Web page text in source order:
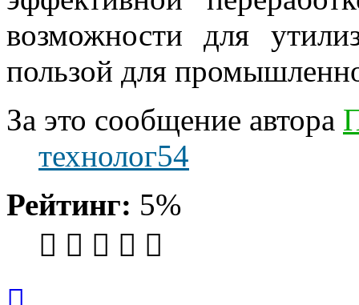
возможности для
пользой для
За это сообщение автора
технолог54
Рейтинг: 5%